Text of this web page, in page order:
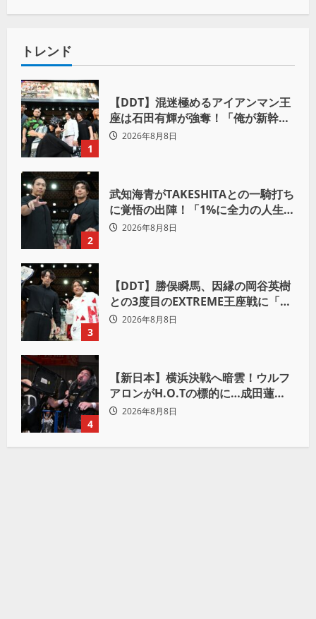
トレンド
1
【DDT】混迷極めるアイアンマン王
座は石田有輝が強奪！「俺が新幹線
の切符を手に入れるからな！逃げ切
2026年8月8日
2
武知海青がTAKESHITAとの一騎打ち
に覚悟の出陣！「1%に全力の人生を
かけて勝ちにいきたい」
2026年8月8日
3
【DDT】勝俣瞬馬、因縁の岡谷英樹
との3度目のEXTREME王座戦に「僕
が本当の岡谷英樹を引き出して獲り
2026年8月8日
4
【新日本】横浜決戦へ暗雲！ウルフ
アロンがH.O.Tの標的に…成田蓮へ
「シュウマイにしてやる」と怒り爆
2026年8月8日